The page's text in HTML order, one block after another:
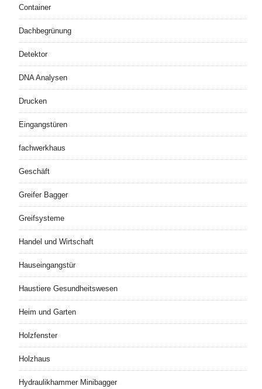
Container
Dachbegrünung
Detektor
DNA Analysen
Drucken
Eingangstüren
fachwerkhaus
Geschäft
Greifer Bagger
Greifsysteme
Handel und Wirtschaft
Hauseingangstür
Haustiere Gesundheitswesen
Heim und Garten
Holzfenster
Holzhaus
Hydraulikhammer Minibagger